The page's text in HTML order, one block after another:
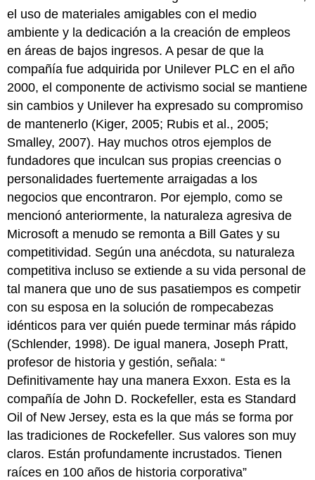
el uso de materiales amigables con el medio
ambiente y la dedicación a la creación de empleos
en áreas de bajos ingresos. A pesar de que la
compañía fue adquirida por Unilever PLC en el año
2000, el componente de activismo social se mantiene
sin cambios y Unilever ha expresado su compromiso
de mantenerlo (Kiger, 2005; Rubis et al., 2005;
Smalley, 2007). Hay muchos otros ejemplos de
fundadores que inculcan sus propias creencias o
personalidades fuertemente arraigadas a los
negocios que encontraron. Por ejemplo, como se
mencionó anteriormente, la naturaleza agresiva de
Microsoft a menudo se remonta a Bill Gates y su
competitividad. Según una anécdota, su naturaleza
competitiva incluso se extiende a su vida personal de
tal manera que uno de sus pasatiempos es competir
con su esposa en la solución de rompecabezas
idénticos para ver quién puede terminar más rápido
(Schlender, 1998). De igual manera, Joseph Pratt,
profesor de historia y gestión, señala: “
Definitivamente hay una manera Exxon. Esta es la
compañía de John D. Rockefeller, esta es Standard
Oil of New Jersey, esta es la que más se forma por
las tradiciones de Rockefeller. Sus valores son muy
claros. Están profundamente incrustados. Tienen
raíces en 100 años de historia corporativa”